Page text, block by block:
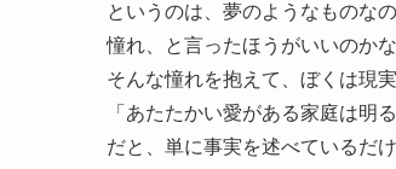
というのは、夢のようなものなの
憧れ、と言ったほうがいいのかな
そんな憧れを抱えて、ぼくは現
「あたたかい愛がある家庭は明る
だと、単に事実を述べているだ